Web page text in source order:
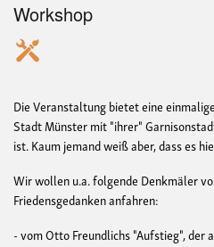
Workshop
Die Veranstaltung bietet eine
Stadt Münster mit "ihrer"
ist. Kaum jemand weiß aber, dass es
Wir wollen u.a. folgende Denkmäler
Friedensgedanken anfahren:
- vom Otto Freundlichs "Aufstieg",